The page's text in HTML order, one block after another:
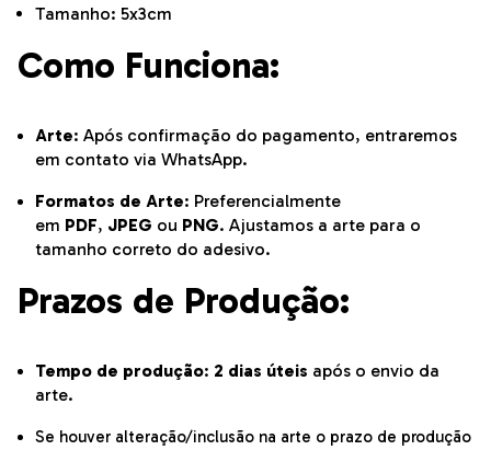
Tamanho: 5x3cm
Como Funciona:
Arte: Após confirmação do pagamento, entraremos
em contato via WhatsApp.
Formatos de Arte: Preferencialmente
em PDF, JPEG ou PNG. Ajustamos a arte para o
tamanho correto do adesivo.
Prazos de Produção:
Tempo de produção: 2 dias úteis após o envio da
arte.
Se houver alteração/inclusão na arte o prazo de produção